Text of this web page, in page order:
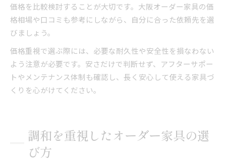
価格を比較検討することが大切です。大阪オーダー家具の価
格相場や口コミも参考にしながら、自分に合った依頼先を選
びましょう。
価格重視で選ぶ際には、必要な耐久性や安全性を損なわない
よう注意が必要です。安さだけで判断せず、アフターサポー
トやメンテナンス体制も確認し、長く安心して使える家具づ
くりを心がけてください。
調和を重視したオーダー家具の選
び方